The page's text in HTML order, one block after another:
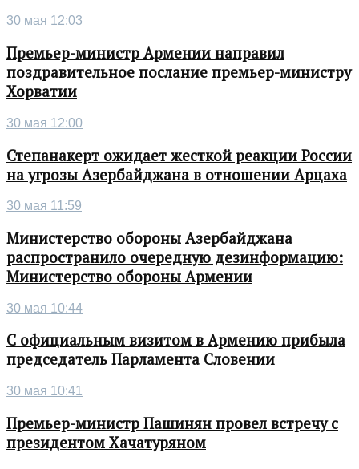
30 мая 12:03
Премьер-министр Армении направил
поздравительное послание премьер-министру
Хорватии
30 мая 12:00
Степанакерт ожидает жесткой реакции России
на угрозы Азербайджана в отношении Арцаха
30 мая 11:59
Министерство обороны Азербайджана
распространило очередную дезинформацию:
Министерство обороны Армении
30 мая 10:44
С официальным визитом в Армению прибыла
председатель Парламента Словении
30 мая 10:41
Премьер-министр Пашинян провел встречу с
президентом Хачатуряном